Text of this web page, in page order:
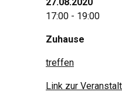
17:00 - 19:00
Zuhause
treffen
Link zur